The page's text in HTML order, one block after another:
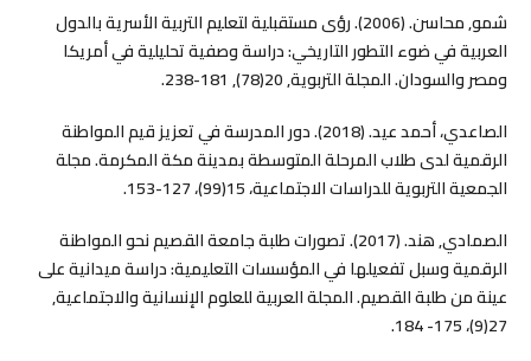
شمو, محاسن. (2006). رؤى مستقبلية لتعليم التربية الأسرية بالدول
العربية في ضوء التطور التاريخي: دراسة وصفية تحليلية في أمريكا
ومصر والسودان. المجلة التربوية, 20(78), 181-238.
الصاعدي، أحمد عيد. (2018). دور المدرسة في تعزيز قيم المواطنة
الرقمية لدى طلاب المرحلة المتوسطة بمدينة مكة المكرمة. مجلة
الجمعية التربوية للدراسات الاجتماعية، 15(99)، 127-153.
الصمادي, هند. (2017). تصورات طلبة جامعة القصيم نحو المواطنة
الرقمية وسبل تفعيلها في المؤسسات التعليمية: دراسة ميدانية على
عينة من طلبة القصيم. المجلة العربية للعلوم الإنسانية والاجتماعية,
27(9)، 175- 184.